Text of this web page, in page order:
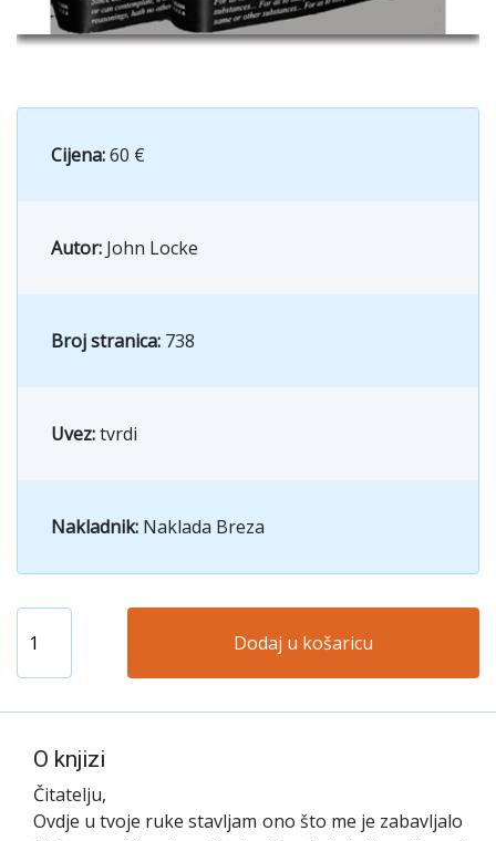
Cijena:60 €
Autor: John Locke
Broj stranica: 738
Uvez:tvrdi
Nakladnik: Naklada Breza
Dodaj u košaricu
O knjizi
Čitatelju,
Ovdje u tvoje ruke stavljam ono što me je zabavljalo